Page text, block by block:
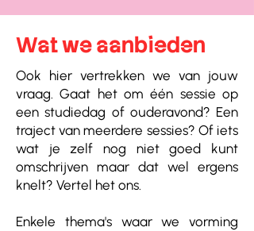
Wat we aanbieden
Ook hier vertrekken we van jouw
vraag. Gaat het om één sessie op
een studiedag of ouderavond? Een
traject van meerdere sessies? Of iets
wat je zelf nog niet goed kunt
omschrijven maar dat wel ergens
knelt? Vertel het ons.
Enkele thema's waar we vorming